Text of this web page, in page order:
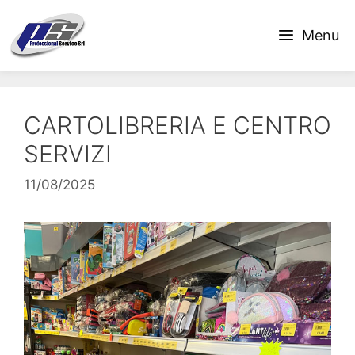
contenuto
Menu
CARTOLIBRERIA E CENTRO
SERVIZI
11/08/2025